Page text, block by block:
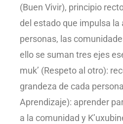
(Buen Vivir), principio
del estado que impulsa
personas, las
ello se suman tres ejes
muk’ (Respeto al otro):
grandeza de cada
Aprendizaje): aprender
a la comunidad y